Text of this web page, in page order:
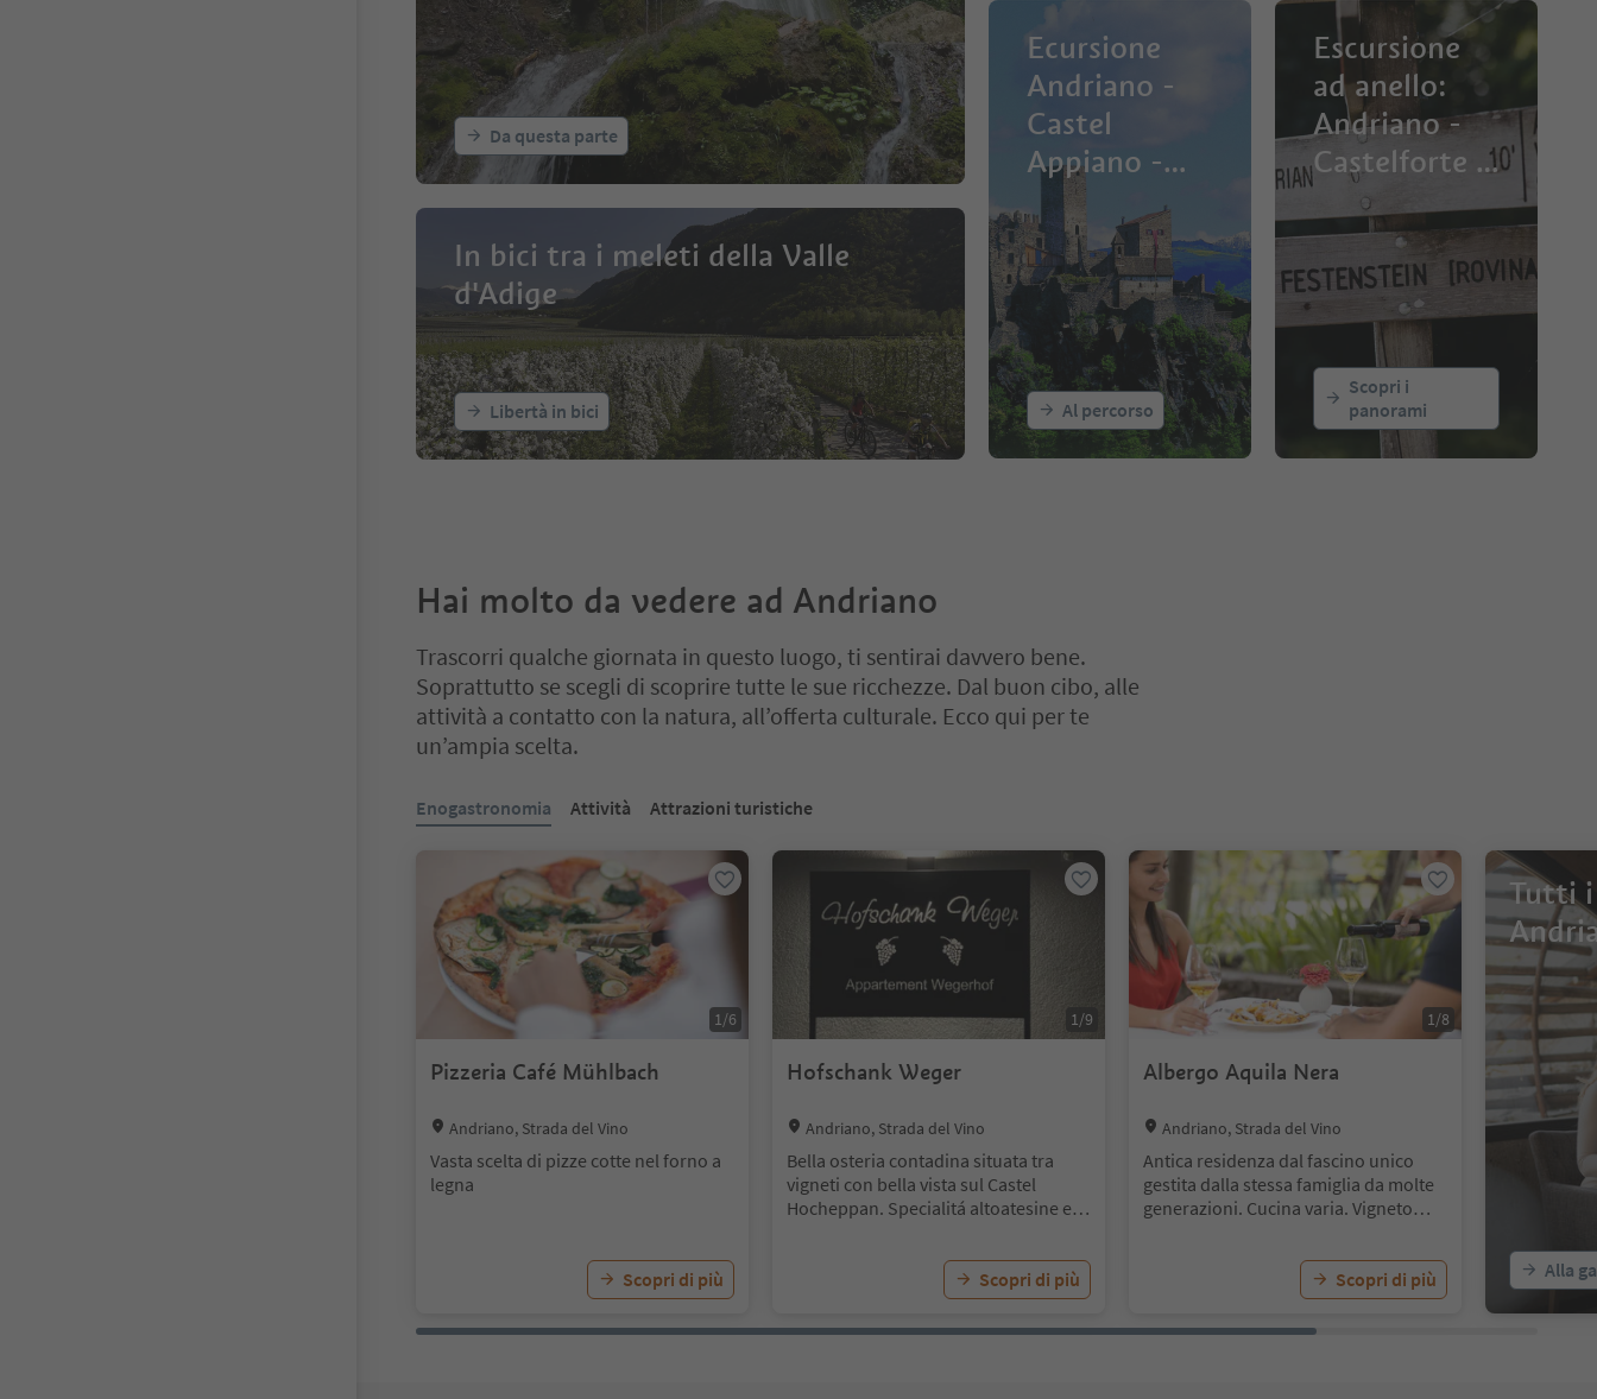
Da questa parte
In bici tra i meleti della Valle
d'Adige
Libertà in bici
Ecursione
Andriano -
Castel
Appiano -
Andriano
Al percorso
Escursione
ad anello:
Andriano -
Castelforte -
Gaido -
variante
Burgstalleck
Scopri i
panorami
Hai molto da vedere ad Andriano
Trascorri qualche giornata in questo luogo, ti sentirai davvero bene.
Soprattutto se scegli di scoprire tutte le sue ricchezze. Dal buon cibo, alle
attività a contatto con la natura, all’offerta culturale. Ecco qui per te
un’ampia scelta.
Ti trovi su un cursore a schede. Seleziona una scheda per visualizzarne il contenuto. Premi Invio o Spazio per entrare nella scheda del cursore.
Enogastronomia Attività Attrazioni turistiche
1/6
Pizzeria Café Mühlbach
Location:
Andriano, Strada del Vino
Vasta scelta di pizze cotte nel forno a
legna
Scopri di più
1/9
Hofschank Weger
Location:
Andriano, Strada del Vino
Bella osteria contadina situata tra
vigneti con bella vista sul Castel
Hocheppan. Specialitá altoatesine e
Scopri di più
1/8
Albergo Aquila Nera
Location:
Andriano, Strada del Vino
Antica residenza dal fascino unico
gestita dalla stessa famiglia da molte
generazioni. Cucina varia. Vigneto
Scopri di più
Tutti
Alla